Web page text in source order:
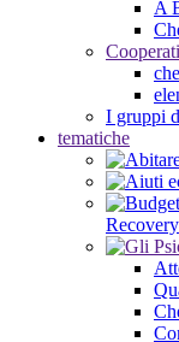
A
I gruppi
tematiche
Recovery